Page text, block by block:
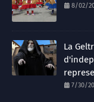
8/02/
La
7/30/